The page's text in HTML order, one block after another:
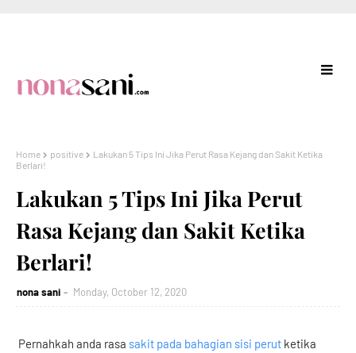
Home positive
Lakukan 5 Tips Ini Jika Perut Rasa Kejang dan Sakit Ketika
Berlari!
Lakukan 5 Tips Ini Jika Perut
Rasa Kejang dan Sakit Ketika
Berlari!
nona sani Monday, October 12, 2020
Pernahkah anda rasa sakit pada bahagian sisi perut ketika